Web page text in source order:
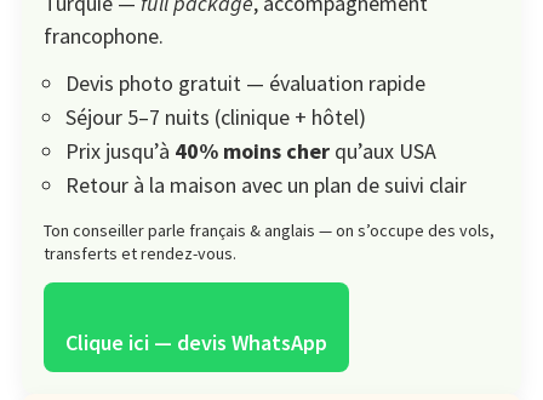
francophone.
Devis photo gratuit — évaluation rapide
Séjour 5–7 nuits (clinique + hôtel)
Prix jusqu’à 40% moins cherqu’aux USA
Retour à la maison avec un plan de suivi clair
Ton conseiller parle français & anglais — on s’occupe des vols,
transferts et rendez-vous.
Clique ici — devis WhatsApp